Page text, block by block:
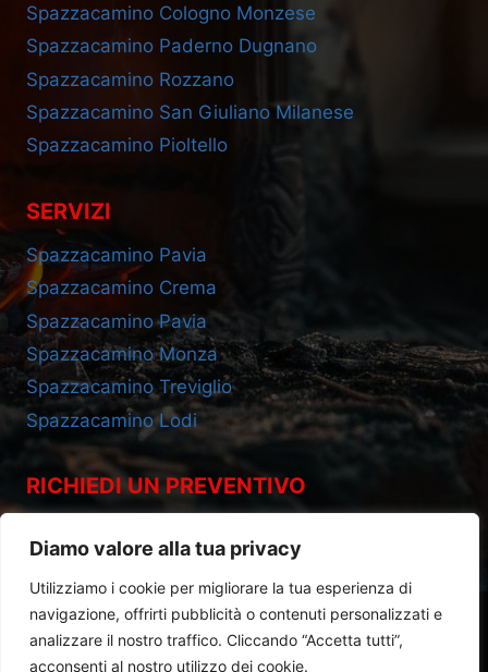
Diamo valore alla tua privacy
Utilizziamo i cookie per migliorare la tua esperienza di
navigazione, offrirti pubblicità o contenuti personalizzati e
analizzare il nostro traffico. Cliccando “Accetta tutti”,
acconsenti al nostro utilizzo dei cookie.
Spazzacamino Cologno Monzese
Spazzacamino Paderno Dugnano
Spazzacamino Rozzano
Spazzacamino San Giuliano Milanese
Spazzacamino Pioltello
SERVIZI
Spazzacamino Pavia
Spazzacamino Crema
Spazzacamino Pavia
Spazzacamino Monza
Spazzacamino Treviglio
Spazzacamino Lodi
RICHIEDI UN PREVENTIVO
Cell 393.2685695